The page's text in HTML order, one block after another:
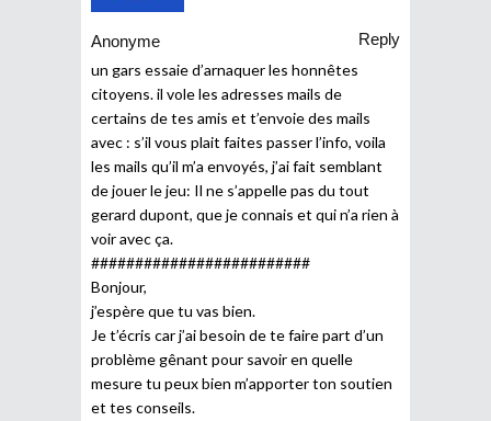
Anonyme
Reply
un gars essaie d’arnaquer les honnêtes
citoyens. il vole les adresses mails de
certains de tes amis et t’envoie des mails
avec : s’il vous plait faites passer l’info, voila
les mails qu’il m’a envoyés, j’ai fait semblant
de jouer le jeu: Il ne s’appelle pas du tout
gerard dupont, que je connais et qui n’a rien à
voir avec ça.
#########################
Bonjour,
j’espère que tu vas bien.
Je t’écris car j’ai besoin de te faire part d’un
problème gênant pour savoir en quelle
mesure tu peux bien m’apporter ton soutien
et tes conseils.